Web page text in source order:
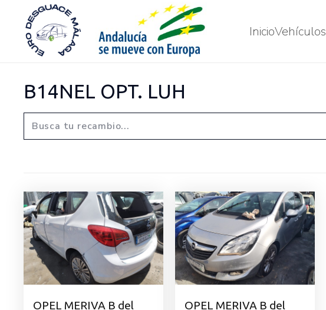
InicioVehículos
B14NEL OPT. LUH
OPEL MERIVA B del
OPEL MERIVA B del